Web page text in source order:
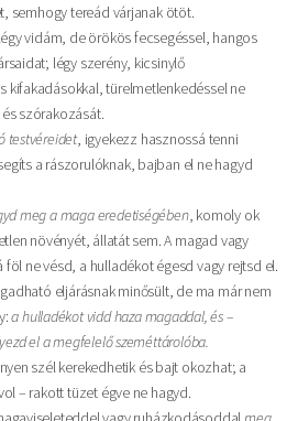
semhogy tereád várjanak ötöt.
vidám, de örökös fecsegéssel, hangos
légy szerény, kicsinylő
kifakadásokkal, türelmetlenkedéssel ne
szórakozását.
testvéreidet, igyekezz hasznossá tenni
a rászorulóknak, bajban el ne hagyd
meg a maga eredetiségében, komoly ok
növényét, állatát sem. A magad vagy
föl ne vésd, a hulladékot égesd vagy rejtsd el.
eljárásnak minősült, de ma már nem
a hulladékot vidd haza magaddal, és –
el a megfelelő szeméttárolóba.
szél kerekedhetik és bajt okozhat; a
– rakott tüzet égve ne hagyd.